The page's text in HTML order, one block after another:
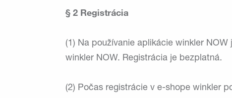
§ 2 Registrácia
(1) Na používanie aplikácie winkler
winkler NOW. Registrácia je bezplatná.
(2) Počas registrácie v e-shope winkler